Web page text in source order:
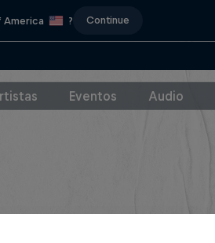
America ? Continue
Eventos Audio